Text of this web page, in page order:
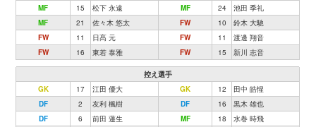
MF
15 松下 永遠 MF 24
池田 季礼
MF
21 佐々木 悠太 FW 10
鈴木 大馳
FW
11 日髙 元 FW 11
渡邊 翔音
FW
16 東若 泰雅 FW 15 新川 志音
控え選手
GK
17 江田 優大 GK 12
田中 皓惺
DF
2 友利 楓樹 DF 16
黒木 雄也
DF
6 前田 蓮生 MF 18
水巻 時飛